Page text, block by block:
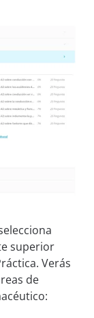
superior
Verás
de